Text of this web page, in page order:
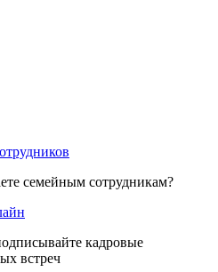
семейным сотрудникам?
кадровые
встреч